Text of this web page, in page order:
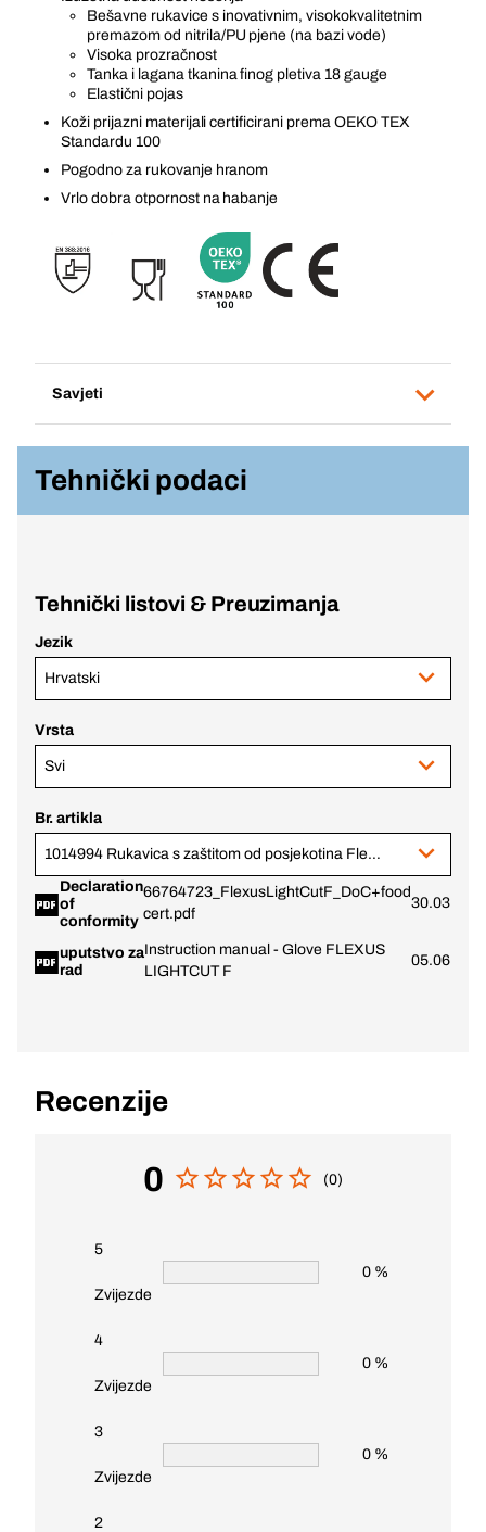
Bešavne rukavice s inovativnim, visokokvalitetnim
premazom od nitrila/PU pjene (na bazi vode)
Visoka prozračnost
Tanka i lagana tkanina finog pletiva 18 gauge
Elastični pojas
Koži prijazni materijali certificirani prema OEKO TEX
Standardu 100
Pogodno za rukovanje hranom
Vrlo dobra otpornost na habanje
Savjeti
Tehnički podaci
Tehnički listovi & Preuzimanja
Jezik
Hrvatski
Vrsta
Svi
Br. artikla
1014994 Rukavica s zaštitom od posjekotina Flexus LightCut F
Declaration
of
conformity
66764723_FlexusLightCutF_DoC+food
cert.pdf
uputstvo za
rad
Instruction manual - Glove FLEXUS
LIGHTCUT F
Recenzije
0 (0)
5
Zvijezde
0 %
4
Zvijezde
0 %
3
Zvijezde
0 %
2